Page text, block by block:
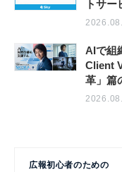
トサー
AIで組
Client
革」篇
広報初心者のための